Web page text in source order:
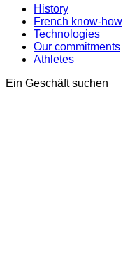
History
French know-how
Technologies
Our commitments
Athletes
Ein Geschäft suchen